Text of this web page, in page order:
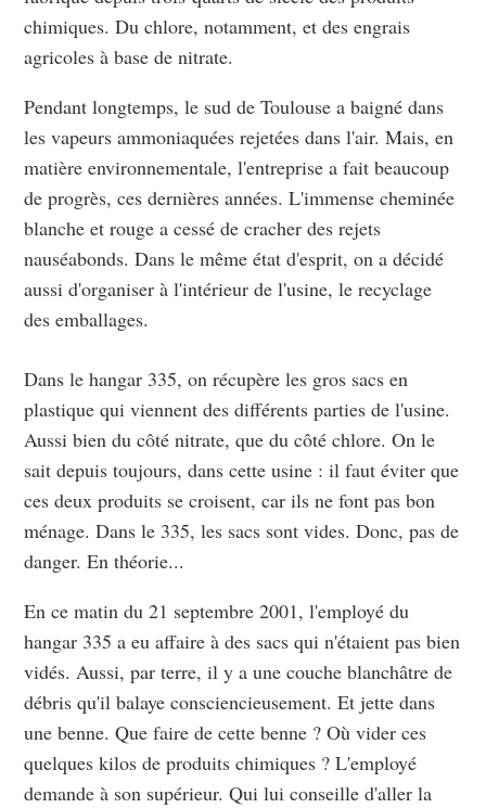
chimiques. Du chlore, notamment, et des engrais
agricoles à base de nitrate.
Pendant longtemps, le sud de Toulouse a baigné dans
les vapeurs ammoniaquées rejetées dans l'air. Mais, en
matière environnementale, l'entreprise a fait beaucoup
de progrès, ces dernières années. L'immense cheminée
blanche et rouge a cessé de cracher des rejets
nauséabonds. Dans le même état d'esprit, on a décidé
aussi d'organiser à l'intérieur de l'usine, le recyclage
des emballages.
Dans le hangar 335, on récupère les gros sacs en
plastique qui viennent des différents parties de l'usine.
Aussi bien du côté nitrate, que du côté chlore. On le
sait depuis toujours, dans cette usine : il faut éviter que
ces deux produits se croisent, car ils ne font pas bon
ménage. Dans le 335, les sacs sont vides. Donc, pas de
danger. En théorie...
En ce matin du 21 septembre 2001, l'employé du
hangar 335 a eu affaire à des sacs qui n'étaient pas bien
vidés. Aussi, par terre, il y a une couche blanchâtre de
débris qu'il balaye consciencieusement. Et jette dans
une benne. Que faire de cette benne ? Où vider ces
quelques kilos de produits chimiques ? L'employé
demande à son supérieur. Qui lui conseille d'aller la